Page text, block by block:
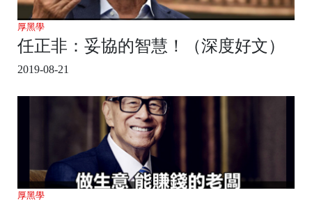
厚黑學
任正非：妥協的智慧！（深度好文）
2019-08-21
厚黑學